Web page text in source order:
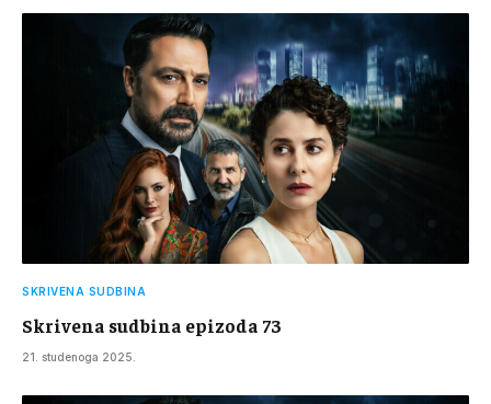
SKRIVENA SUDBINA
Skrivena sudbina epizoda 73
21. studenoga 2025.